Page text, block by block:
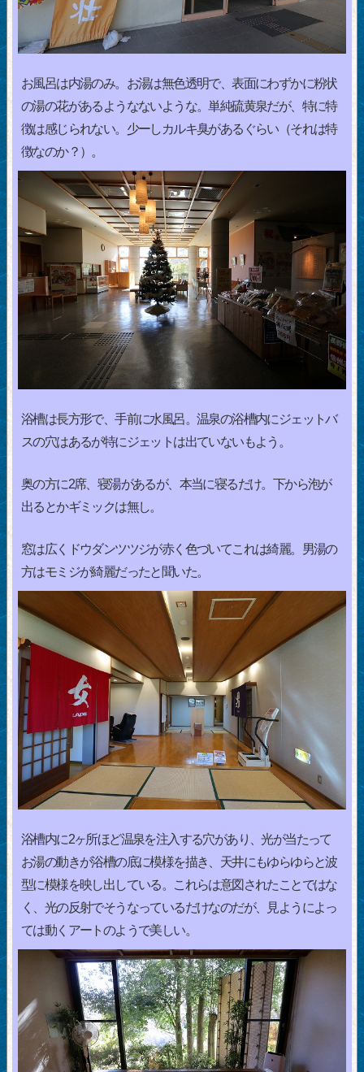
お風呂は内湯のみ。お湯は無色透明で、表面にわずかに粉状
の湯の花があるようなないような。単純硫黄泉だが、特に特
徴は感じられない。少ーしカルキ臭があるぐらい（それは特
徴なのか？）。
浴槽は長方形で、手前に水風呂。温泉の浴槽内にジェットバ
スの穴はあるが特にジェットは出ていないもよう。
奥の方に2席、寝湯があるが、本当に寝るだけ。下から泡が
出るとかギミックは無し。
窓は広くドウダンツツジが赤く色づいてこれは綺麗。男湯の
方はモミジが綺麗だったと聞いた。
浴槽内に2ヶ所ほど温泉を注入する穴があり、光が当たって
お湯の動きが浴槽の底に模様を描き、天井にもゆらゆらと波
型に模様を映し出している。これらは意図されたことではな
く、光の反射でそうなっているだけなのだが、見ようによっ
ては動くアートのようで美しい。